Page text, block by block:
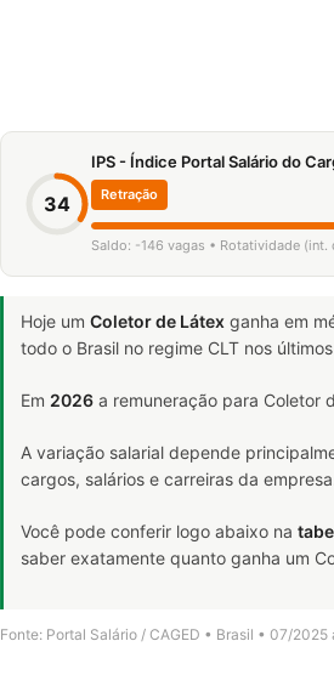
34
IPS - Índice Portal Salário do
Retração
Saldo: -146 vagas • Rotatividade
Hoje um Coletor de Látex ganha em
todo o Brasil no regime CLT nos
Em 2026 a remuneração para Coletor
A variação salarial depende
cargos, salários e carreiras da
Você pode conferir logo abaixo na
saber exatamente quanto ganha um
Fonte: Portal Salário / CAGED • Brasil • 07/